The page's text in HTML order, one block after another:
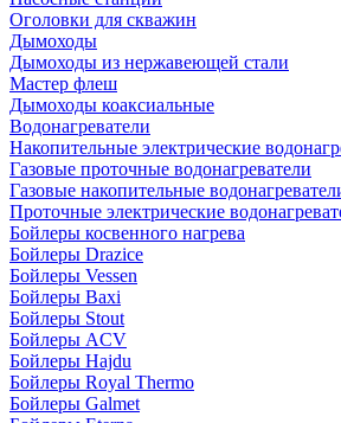
Оголовки для скважин
Дымоходы
Дымоходы из нержавеющей стали
Мастер флеш
Дымоходы коаксиальные
Водонагреватели
Накопительные электрические
Газовые проточные водонагреватели
Газовые накопительные
Проточные электрические
Бойлеры косвенного нагрева
Бойлеры Drazice
Бойлеры Vessen
Бойлеры Baxi
Бойлеры Stout
Бойлеры ACV
Бойлеры Hajdu
Бойлеры Royal Thermo
Бойлеры Galmet